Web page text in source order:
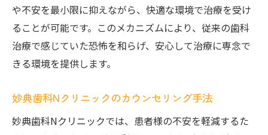
や不安を最小限に抑えながら、快適な環境で治療を受け
ることが可能です。このメカニズムにより、従来の歯科
治療で感じていた恐怖を和らげ、安心して治療に専念で
きる環境を提供します。
妙典歯科Nクリニックのカウンセリング手法
妙典歯科Nクリニックでは、患者様の不安を軽減するた